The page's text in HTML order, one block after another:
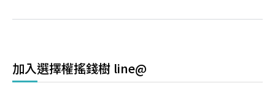
加入選擇權搖錢樹 line@